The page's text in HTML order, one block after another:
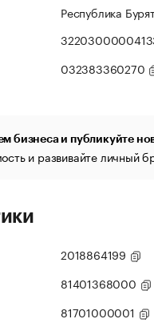
Республика
032383360270
бизнеса и публикуйте
и развивайте личный
2018864199
81401368000
81701000001